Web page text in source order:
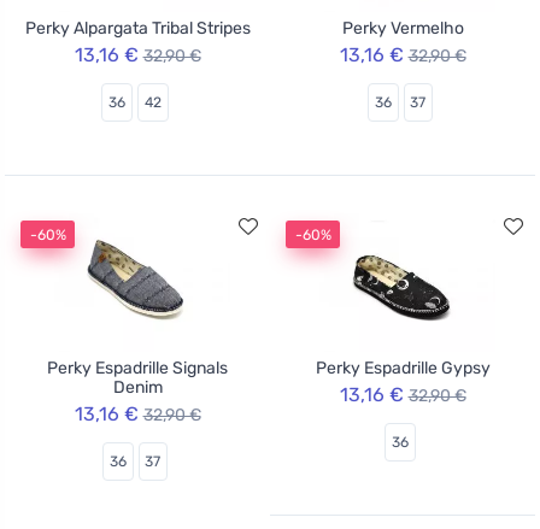
Perky Alpargata Tribal Stripes
13,16 € 32,90 €
36 42
Perky Vermelho
13,16 € 32,90 €
36 37
-60%
Perky Espadrille Signals
Denim
13,16 € 32,90 €
36 37
-60%
Perky Espadrille Gypsy
13,16 € 32,90 €
36